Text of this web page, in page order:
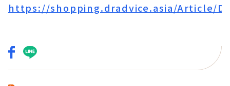
https://shopping.dradvice.asia/Article/